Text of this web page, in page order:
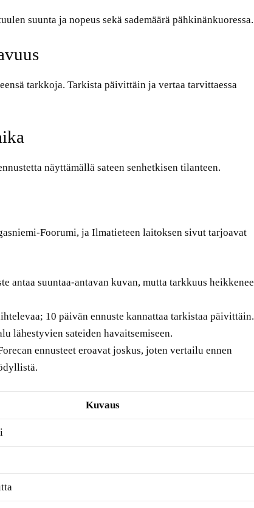
suunta ja nopeus sekä sademäärä pähkinänkuoressa.
tarkkoja. Tarkista päivittäin ja vertaa tarvittaessa
näyttämällä sateen senhetkisen tilanteen.
Foorumi, ja Ilmatieteen laitoksen sivut tarjoavat
antaa suuntaa-antavan kuvan, mutta tarkkuus heikkenee
10 päivän ennuste kannattaa tarkistaa päivittäin.
lähestyvien sateiden havaitsemiseen.
ennusteet eroavat joskus, joten vertailu ennen
Kuvaus